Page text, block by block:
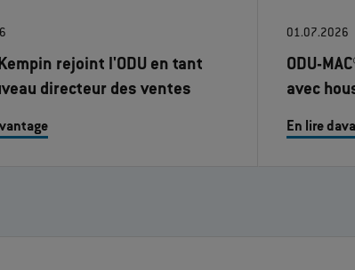
rejoint l'ODU en tant
directeur des ventes
01.07.2026
ODU-
avec
En lire